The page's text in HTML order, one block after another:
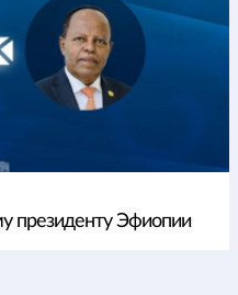
президенту Эфиопии